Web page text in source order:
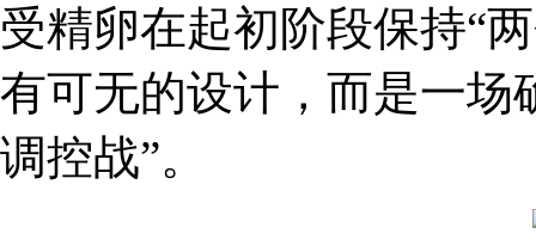
受精卵在起初阶段保持“
有可无的设计，而是一场
调控战”。